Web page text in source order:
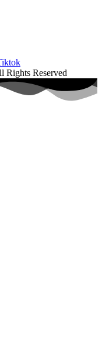
Rights Reserved